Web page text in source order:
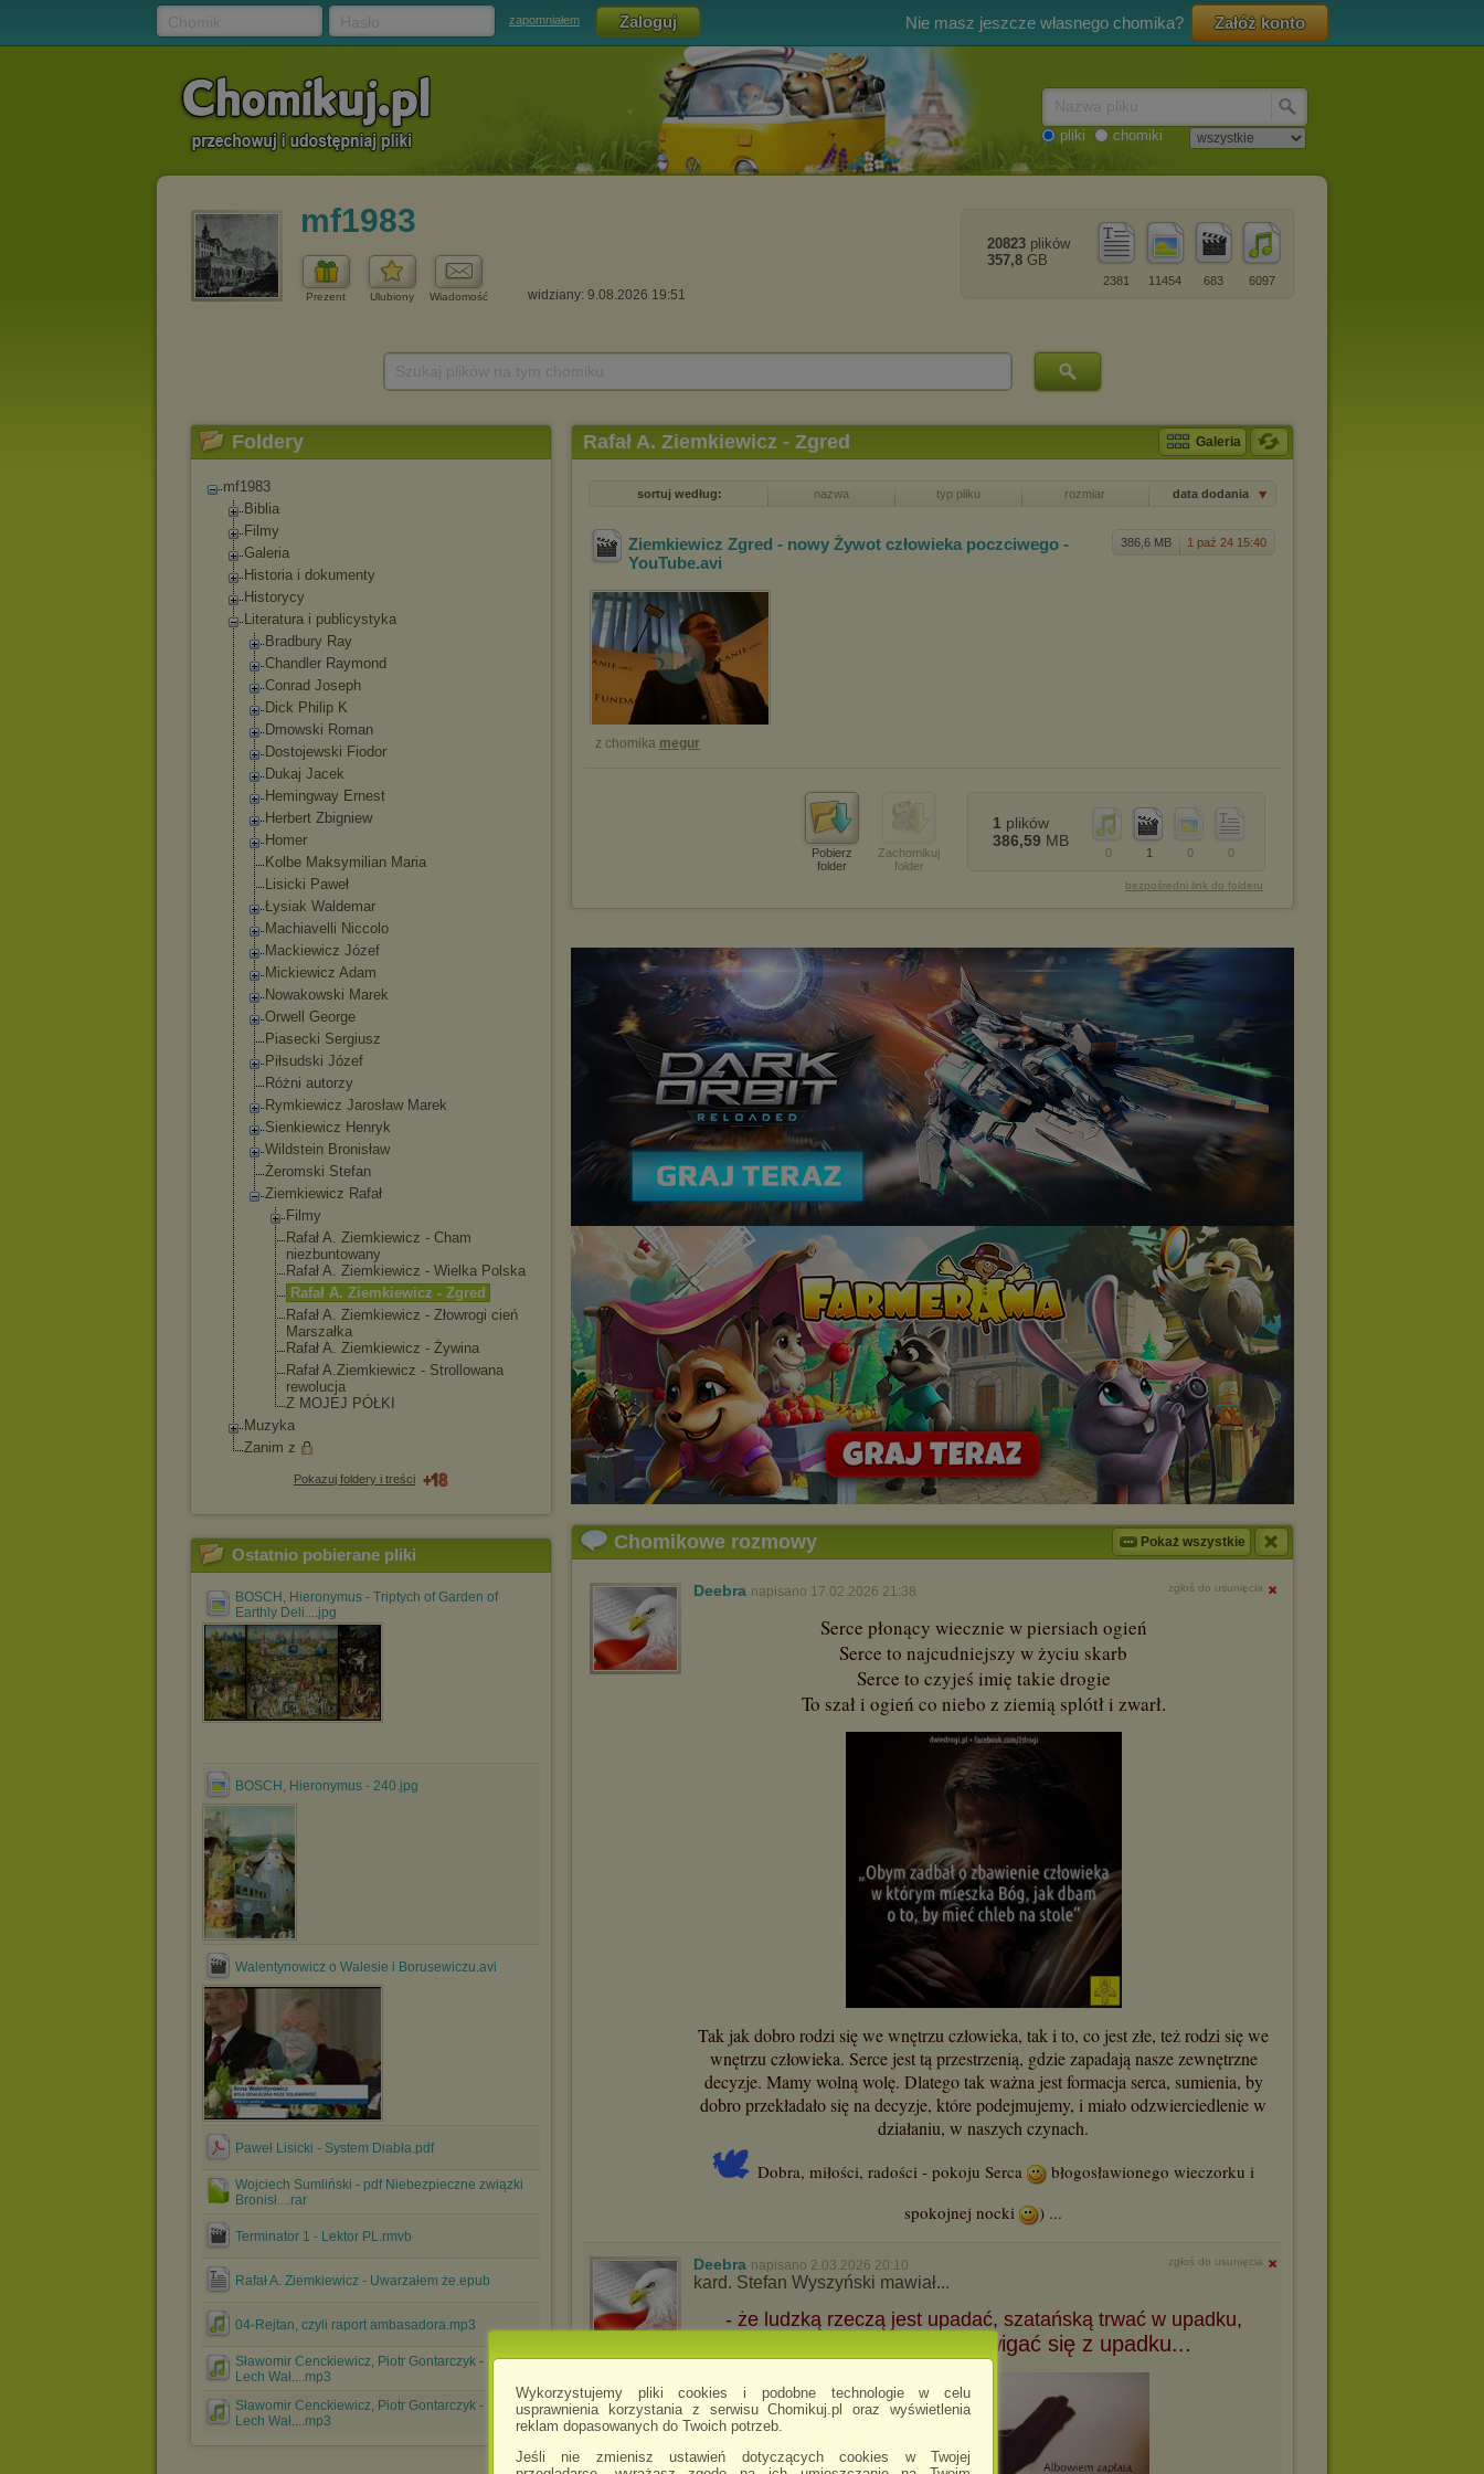
Wykorzystujemy pliki cookies i podobne technologie w celu
usprawnienia korzystania z serwisu Chomikuj.pl oraz wyświetlenia
reklam dopasowanych do Twoich potrzeb.
Jeśli nie zmienisz ustawień dotyczących cookies w Twojej
zapomniałem Nie masz jeszcze własnego chomika? Załóż konto
pliki chomiki
mf1983
Prezent Ulubiony Wiadomość widziany: 9.08.2026 19:51
6097
683
11454
2381
20823 plików
357,8 GB
Foldery
mf1983
Biblia
Filmy
Galeria
Historia i dokumenty
Historycy
Literatura i publicystyka
Bradbury Ray
Chandler Raymond
Conrad Joseph
Dick Philip K
Dmowski Roman
Dostojewski Fiodor
Dukaj Jacek
Hemingway Ernest
Herbert Zbigniew
Homer
Kolbe Maksymilian Maria
Lisicki Paweł
Łysiak Waldemar
Machiavelli Niccolo
Mackiewicz Józef
Mickiewicz Adam
Nowakowski Marek
Orwell George
Piasecki Sergiusz
Piłsudski Józef
Różni autorzy
Rymkiewicz Jarosław Marek
Sienkiewicz Henryk
Wildstein Bronisław
Żeromski Stefan
Ziemkiewicz Rafał
Filmy
Rafał A. Ziemkiewicz - Cham
niezbuntowany
Rafał A. Ziemkiewicz - Wielka Polska
Rafał A. Ziemkiewicz - Zgred
Rafał A. Ziemkiewicz - Złowrogi cień
Marszałka
Rafał A. Ziemkiewicz - Żywina
Rafał A.Ziemkiewicz - Strollowana
rewolucja
Z MOJEJ PÓŁKI
Muzyka
Zanim z
Pokazuj foldery i treści
Ostatnio pobierane pliki
BOSCH, Hieronymus - Triptych of Garden of
Earthly Deli....jpg
BOSCH, Hieronymus - 240.jpg
Walentynowicz o Walesie i Borusewiczu.avi
Paweł Lisicki - System Diabła.pdf
Wojciech Sumliński - pdf Niebezpieczne związki
Bronisł....rar
Terminator 1 - Lektor PL.rmvb
Rafał A. Ziemkiewicz - Uwarzałem że.epub
04-Rejtan, czyli raport ambasadora.mp3
Sławomir Cenckiewicz, Piotr Gontarczyk - SB A
Lech Wał....mp3
Sławomir Cenckiewicz, Piotr Gontarczyk - SB A
Lech Wał....mp3
Rafał A. Ziemkiewicz - Zgred Galeria
sortuj według: nazwa typ pliku rozmiar data dodania
386,6 MB 1 paź 24 15:40
Ziemkiewicz Zgred - nowy Żywot człowieka poczciwego -
YouTube.avi
z chomika megur
Pobierz
folder
Zachomikuj
folder
0
0
1
0
1 plików
386,59 MB
bezpośredni link do folderu
Chomikowe rozmowy Pokaż wszystkie
Deebra napisano 17.02.2026 21:38 zgłoś do usunięcia
Serce płonący wiecznie w piersiach ogień
Serce to najcudniejszy w życiu skarb
Serce to czyjeś imię takie drogie
To szał i ogień co niebo z ziemią splótł i zwarł.
Tak jak dobro rodzi się we wnętrzu człowieka, tak i to, co jest złe, też rodzi się we
wnętrzu człowieka. Serce jest tą przestrzenią, gdzie zapadają nasze zewnętrzne
decyzje. Mamy wolną wolę. Dlatego tak ważna jest formacja serca, sumienia, by
dobro przekładało się na decyzje, które podejmujemy, i miało odzwierciedlenie w
działaniu, w naszych czynach.
🕊 Dobra, miłości, radości - pokoju Serca
błogosławionego wieczorku i
spokojnej nocki
) ...
Deebra napisano 2.03.2026 20:10 zgłoś do usunięcia
kard. Stefan Wyszyński mawiał...
- że ludzką rzeczą jest upadać, szatańską trwać w upadku,
a Bożą rzeczą jest dźwigać się z upadku...